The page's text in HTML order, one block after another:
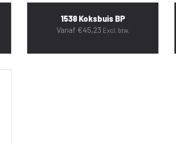
1538 Koksbuis BP
Vanaf €45,23 Excl. btw.